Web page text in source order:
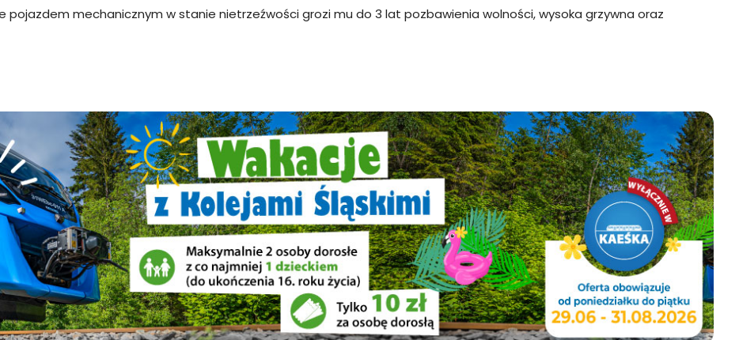
mechanicznym w stanie nietrzeźwości grozi mu do 3 lat pozbawienia wolności, wysoka grzywna oraz